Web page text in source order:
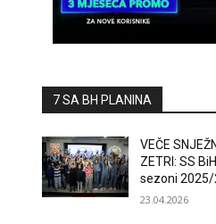
7 SA BH PLANINA
VEČE
ZETRI: SS
sezoni 2025/
23.04.2026